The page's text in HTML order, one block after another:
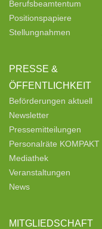
Berufsbeamtentum
Positionspapiere
Stellungnahmen
PRESSE &
ÖFFENTLICHKEIT
Beförderungen aktuell
Newsletter
Pressemitteilungen
Personalräte KOMPAKT
Mediathek
Veranstaltungen
News
MITGLIEDSCHAFT